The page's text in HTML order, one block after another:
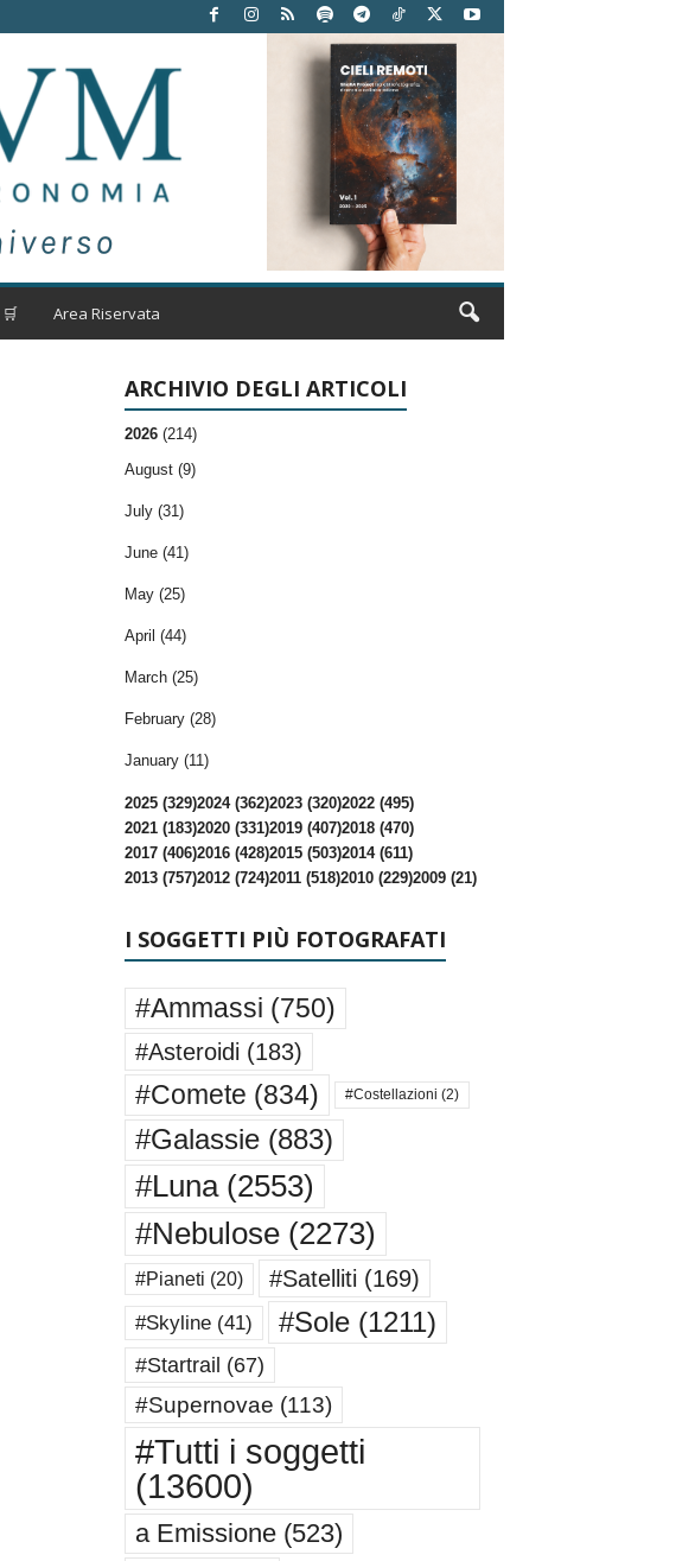
🛒 Area Riservata
ARCHIVIO DEGLI ARTICOLI
2026 (214)
August (9)
July (31)
June (41)
May (25)
April (44)
March (25)
February (28)
January (11)
2025 (329)2024 (362)2023 (320)2022 (495)
2021 (183)2020 (331)2019 (407)2018 (470)
2017 (406)2016 (428)2015 (503)2014 (611)
2013 (757)2012 (724)2011 (518)2010 (229)2009 (21)
I SOGGETTI PIÙ FOTOGRAFATI
#Ammassi (750)
#Asteroidi (183)
#Comete (834) #Costellazioni (2)
#Galassie(883)
#Luna(2553)
#Nebulose(2273)
#Pianeti (20) #Satelliti (169)
#Skyline(41) #Sole(1211)
#Startrail (67)
#Supernovae (113)
#Tutti i soggetti
(13600)
a Emissione(523)